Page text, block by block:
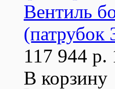
Вентиль
(патрубок
117 944 р.
В корзину